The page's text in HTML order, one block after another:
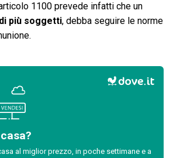
1100 prevede infatti che un
più soggetti, debba seguire le norme
al miglior prezzo, in poche settimane e a